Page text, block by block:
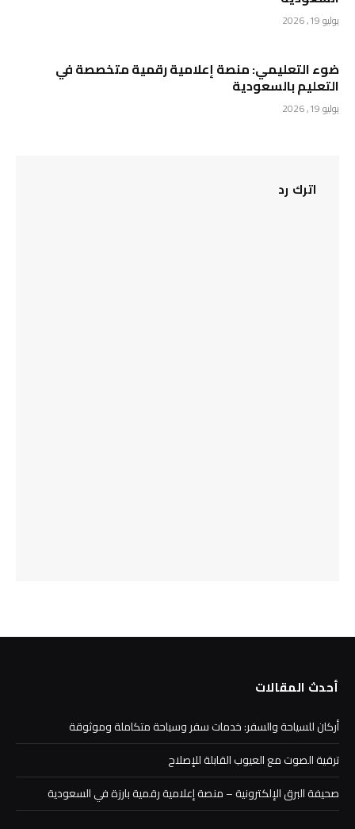
يوليو 19, 2026
ضوء التعليمي: منصة إعلامية رقمية متخصصة في
التعليم بالسعودية
يوليو 19, 2026
اترك رد
أحدث المقالات
أركان للسياحة والسفر: خدمات سفر وسياحة متكاملة وموثوقة
ترقية الصوت مع العيوب القابلة للإصلاح
صحيفة البرق الإلكترونية – منصة إعلامية رقمية بارزة في السعودية